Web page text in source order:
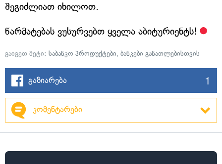
შეგიძლიათ იხილოთ.
წარმატებას ვუსურვებთ ყველა აბიტურიენტს!
გაიგეთ მეტი: საბანკო პროდუქტები, ბანკები განათლებისთვის
გაზიარება 1
კომენტარები